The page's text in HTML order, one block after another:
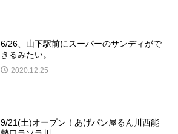
6/26、山下駅前にスーパーのサンディがで
きるみたい。
2020.12.25
9/21(土)オープン！あげパン屋るん川西能